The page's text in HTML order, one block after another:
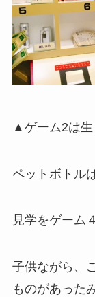
▲ゲーム2は生
ペットボトル
見学をゲーム
子供ながら、
ものがあった